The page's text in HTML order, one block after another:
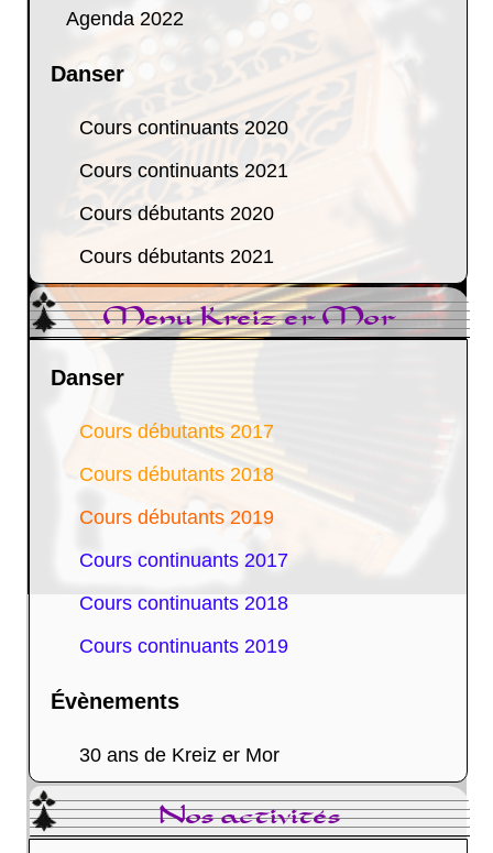
Agenda 2022
Danser
Cours continuants 2020
Cours continuants 2021
Cours débutants 2020
Cours débutants 2021
Menu Kreiz er Mor
Danser
Cours débutants 2017
Cours débutants 2018
Cours débutants 2019
Cours continuants 2017
Cours continuants 2018
Cours continuants 2019
Évènements
30 ans de Kreiz er Mor
Nos activités